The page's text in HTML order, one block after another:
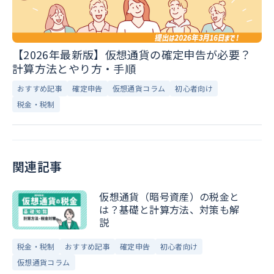
【2026年最新版】仮想通貨の確定申告が必要？
計算方法とやり方・手順
おすすめ記事 確定申告 仮想通貨コラム
初心者向け
税金・税制
関連記事
仮想通貨（暗号資産）の税金と
は？基礎と計算方法、対策も解
説
税金・税制 おすすめ記事 確定申告
初心者向け
仮想通貨コラム